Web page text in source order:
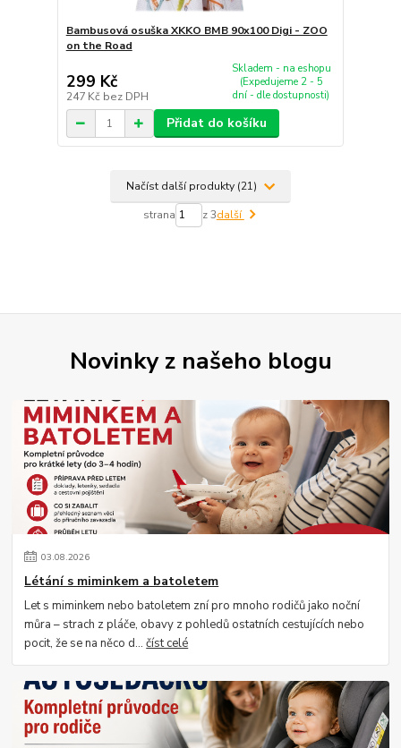
Bambusová osuška XKKO BMB 90x100 Digi - ZOO
on the Road
299 Kč
247 Kč bez DPH
Skladem - na eshopu
(Expedujeme 2 - 5
dní - dle dostupnosti)
Přidat do košíku
Načíst další produkty (21)
strana z 3další
Novinky z našeho blogu
03.08.2026
Létání s miminkem a batoletem
Let s miminkem nebo batoletem zní pro mnoho rodičů jako noční
můra – strach z pláče, obavy z pohledů ostatních cestujících nebo
pocit, že se na něco d...číst celé